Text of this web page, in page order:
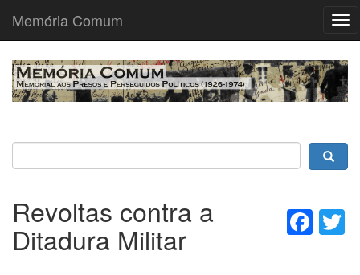
Passar
para
Memória Comum
Revoltas contra a
Ditadura Militar